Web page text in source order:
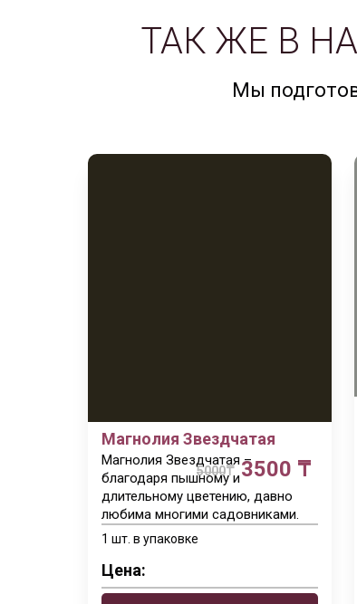
ТАК ЖЕ В
Мы
5000₸ 3500 ₸
Магнолия Звездчатая
Магнолия Звездчатая –
благодаря пышному и
длительному цветению, давно
любима многими садовниками.
1 шт. в упаковке
Цена: